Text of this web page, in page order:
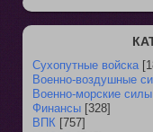
Сухопутные войска
Военно-воздушные
Военно-морские силы
Финансы [328]
ВПК [757]